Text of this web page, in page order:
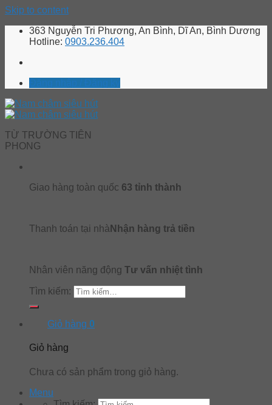
Skip to content
363 Nguyễn Tri Phương, An Bình, Dĩ An, Bình Dương
Hotline: 0903.236.404
TỪ TRƯỜNG TIÊN
PHONG
Giao hàng toàn quốc 63 tỉnh thành
Thanh toán tại nhà Nhận hàng trả tiền
Nhân viên năng động Tư vấn nhiệt tình
Tìm kiếm:
Giỏ hàng 0
Giỏ hàng
Chưa có sản phẩm trong giỏ hàng.
Menu